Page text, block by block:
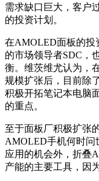
需求缺口巨大，客户
的投资计划。
在AMOLED面板的投
的市场领导者SDC，
衡。维茨维尤认为，
规模扩张后，目前除
积极开拓笔记本电脑
的重点。
至于面板厂积极扩张
AMOLED手机何时问
应用的机会外，折叠
产能的主要工具，因